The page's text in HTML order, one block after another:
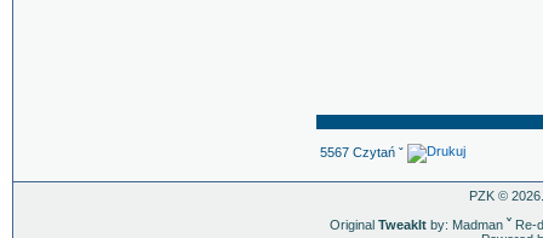
5567 Czytań ˇ
PZK ©
Original TweakItby: Madman ˇRe-